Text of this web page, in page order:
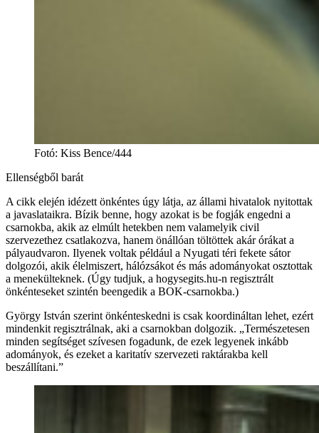
Fotó: Kiss Bence/444
Ellenségből barát
A cikk elején idézett önkéntes úgy látja, az állami hivatalok nyitottak
a javaslataikra. Bízik benne, hogy azokat is be fogják engedni a
csarnokba, akik az elmúlt hetekben nem valamelyik civil
szervezethez csatlakozva, hanem önállóan töltöttek akár órákat a
pályaudvaron. Ilyenek voltak például a Nyugati téri fekete sátor
dolgozói, akik élelmiszert, hálózsákot és más adományokat osztottak
a menekülteknek. (Úgy tudjuk, a hogysegits.hu-n regisztrált
önkénteseket szintén beengedik a BOK-csarnokba.)
György István szerint önkénteskedni is csak koordináltan lehet, ezért
mindenkit regisztrálnak, aki a csarnokban dolgozik. „Természetesen
minden segítséget szívesen fogadunk, de ezek legyenek inkább
adományok, és ezeket a karitatív szervezeti raktárakba kell
beszállítani.”